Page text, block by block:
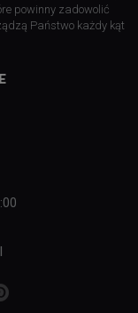
powinny zadowolić
Państwo każdy kąt